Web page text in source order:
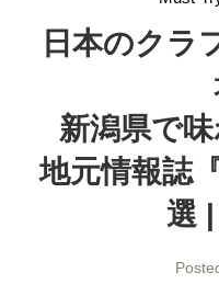
日本のクラ
新潟県で
地元情報誌
選